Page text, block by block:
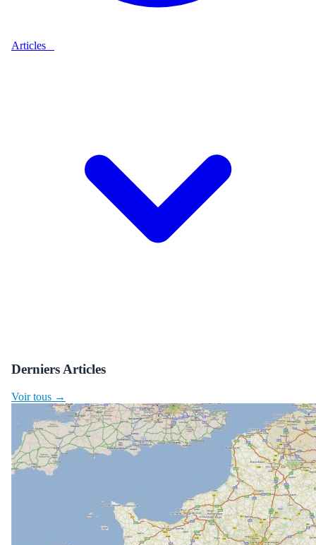
Articles
Derniers Articles
Voir tous →